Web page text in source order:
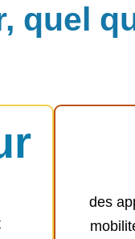
quel
des